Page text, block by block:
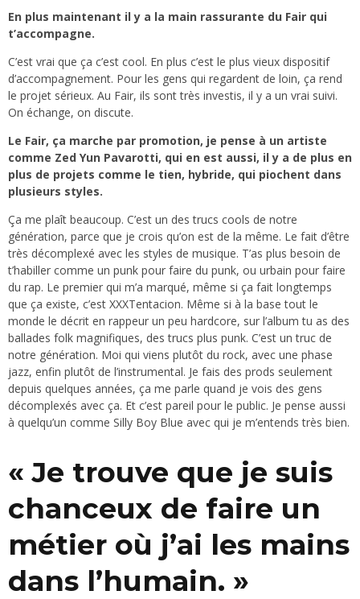
En plus maintenant il y a la main rassurante du Fair qui
t’accompagne.
C’est vrai que ça c’est cool. En plus c’est le plus vieux dispositif
d’accompagnement. Pour les gens qui regardent de loin, ça rend
le projet sérieux. Au Fair, ils sont très investis, il y a un vrai suivi.
On échange, on discute.
Le Fair, ça marche par promotion, je pense à un artiste
comme Zed Yun Pavarotti, qui en est aussi, il y a de plus en
plus de projets comme le tien, hybride, qui piochent dans
plusieurs styles.
Ça me plaît beaucoup. C’est un des trucs cools de notre
génération, parce que je crois qu’on est de la même. Le fait d’être
très décomplexé avec les styles de musique. T’as plus besoin de
t’habiller comme un punk pour faire du punk, ou urbain pour faire
du rap. Le premier qui m’a marqué, même si ça fait longtemps
que ça existe, c’est XXXTentacion. Même si à la base tout le
monde le décrit en rappeur un peu hardcore, sur l’album tu as des
ballades folk magnifiques, des trucs plus punk. C’est un truc de
notre génération. Moi qui viens plutôt du rock, avec une phase
jazz, enfin plutôt de l’instrumental. Je fais des prods seulement
depuis quelques années, ça me parle quand je vois des gens
décomplexés avec ça. Et c’est pareil pour le public. Je pense aussi
à quelqu’un comme Silly Boy Blue avec qui je m’entends très bien.
« Je trouve que je suis
chanceux de faire un
métier où j’ai les mains
dans l’humain. »